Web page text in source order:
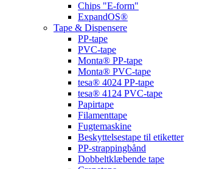
Chips "E-form"
ExpandOS®
Tape & Dispensere
PP-tape
PVC-tape
Monta® PP-tape
Monta® PVC-tape
tesa® 4024 PP-tape
tesa® 4124 PVC-tape
Papirtape
Filamenttape
Fugtemaskine
Beskyttelsestape til etiketter
PP-strappingbånd
Dobbeltklæbende tape